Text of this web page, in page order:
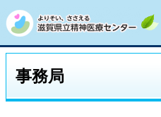
事務局